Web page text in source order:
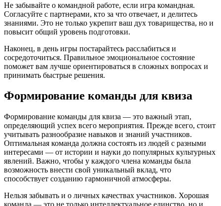
Не забывайте о командной работе, если игра командная.
Согласуйте с партнерами, кто за что отвечает, и делитесь
знаниями. Это не только укрепит ваш дух товарищества, но и
повысит общий уровень подготовки.
Наконец, в день игры постарайтесь расслабиться и
сосредоточиться. Правильное эмоциональное состояние
поможет вам лучше ориентироваться в сложных вопросах и
принимать быстрые решения.
Формирование команды для квиза
Формирование команды для квиза — это важный этап,
определяющий успех всего мероприятия. Прежде всего, стоит
учитывать разнообразие навыков и знаний участников.
Оптимальная команда должна состоять из людей с разными
интересами — от истории и науки до популярных культурных
явлений. Важно, чтобы у каждого члена команды была
возможность внести свой уникальный вклад, что
способствует созданию гармоничной атмосферы.
Нельзя забывать и о личных качествах участников. Хорошая